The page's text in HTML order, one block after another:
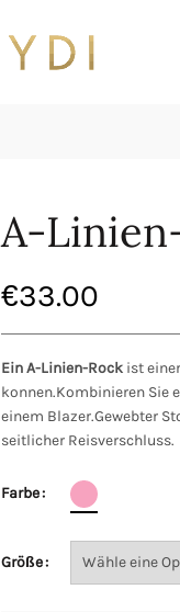
A-
€33.00
Ein A-Linien-Rock ist
konnen.Kombinieren Sie
einem Blazer.Gewebter
seitlicher Reisverschluss.
Farbe
Größe